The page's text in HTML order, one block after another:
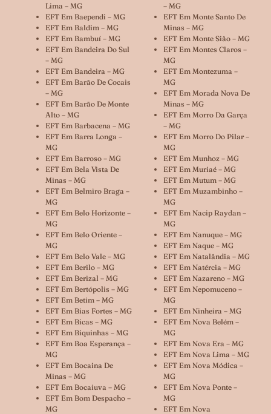
Lima – MG
EFT Em Baependi – MG
EFT Em Baldim – MG
EFT Em Bambuí – MG
EFT Em Bandeira Do Sul
– MG
EFT Em Bandeira – MG
EFT Em Barão De Cocais
– MG
EFT Em Barão De Monte
Alto – MG
EFT Em Barbacena – MG
EFT Em Barra Longa –
MG
EFT Em Barroso – MG
EFT Em Bela Vista De
Minas – MG
EFT Em Belmiro Braga –
MG
EFT Em Belo Horizonte –
MG
EFT Em Belo Oriente –
MG
EFT Em Belo Vale – MG
EFT Em Berilo – MG
EFT Em Berizal – MG
EFT Em Bertópolis – MG
EFT Em Betim – MG
EFT Em Bias Fortes – MG
EFT Em Bicas – MG
EFT Em Biquinhas – MG
EFT Em Boa Esperança –
MG
EFT Em Bocaina De
Minas – MG
EFT Em Bocaiuva – MG
EFT Em Bom Despacho –
MG
– MG
EFT Em Monte Santo De
Minas – MG
EFT Em Monte Sião – MG
EFT Em Montes Claros –
MG
EFT Em Montezuma –
MG
EFT Em Morada Nova De
Minas – MG
EFT Em Morro Da Garça
– MG
EFT Em Morro Do Pilar –
MG
EFT Em Munhoz – MG
EFT Em Muriaé – MG
EFT Em Mutum – MG
EFT Em Muzambinho –
MG
EFT Em Nacip Raydan –
MG
EFT Em Nanuque – MG
EFT Em Naque – MG
EFT Em Natalândia – MG
EFT Em Natércia – MG
EFT Em Nazareno – MG
EFT Em Nepomuceno –
MG
EFT Em Ninheira – MG
EFT Em Nova Belém –
MG
EFT Em Nova Era – MG
EFT Em Nova Lima – MG
EFT Em Nova Módica –
MG
EFT Em Nova Ponte –
MG
EFT Em Nova